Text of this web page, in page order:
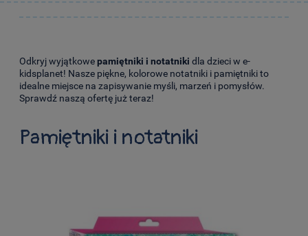
Odkryj wyjątkowepamiętniki i notatniki dla dzieci w e-
kidsplanet! Nasze piękne, kolorowe notatniki i pamiętniki to
idealne miejsce na zapisywanie myśli, marzeń i pomysłów.
Sprawdź naszą ofertę już teraz!
Pamiętniki i notatniki